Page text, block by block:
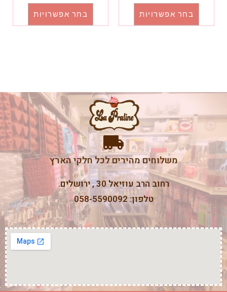
בחר אפשרויות בחר אפשרויות
משלוחים מהירים לכל חלקי הארץ
רחוב הרב עוזיאל 30 , ירושלים.
טלפון: 058-5590092